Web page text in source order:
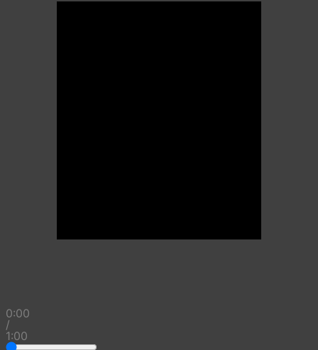
0:00
/
1:00